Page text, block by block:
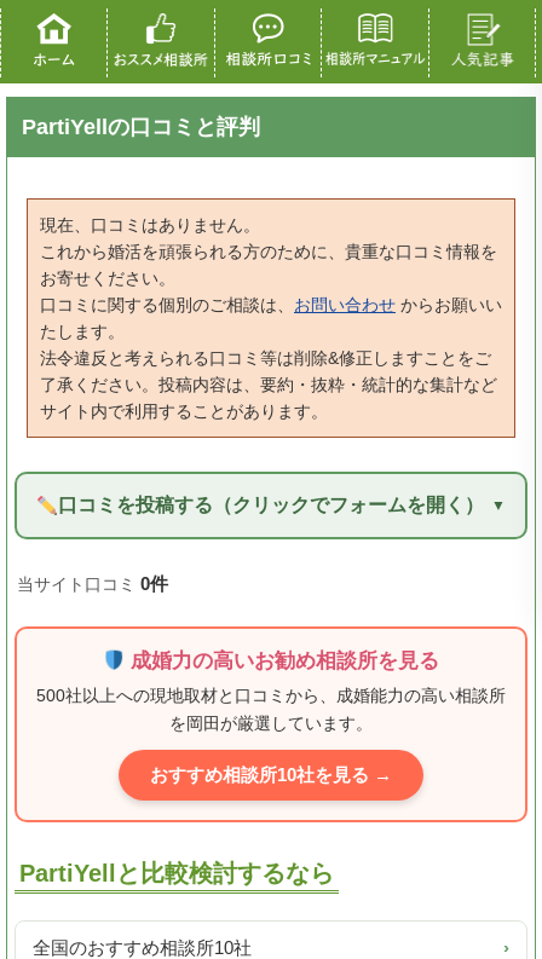
PartiYellの口コミと評判
現在、口コミはありません。
これから婚活を頑張られる方のために、貴重な口コミ情報を
お寄せください。
口コミに関する個別のご相談は、 お問い合わせ からお願いい
たします。
法令違反と考えられる口コミ等は削除&修正しますことをご
了承ください。投稿内容は、要約・抜粋・統計的な集計など
サイト内で利用することがあります。
口コミを投稿する（クリックでフォームを開く）
当サイト口コミ 0件
成婚力の高いお勧め相談所を見る
500社以上への現地取材と口コミから、成婚能力の高い相談所
を岡田が厳選しています。
おすすめ相談所10社を見る →
PartiYellと比較検討するなら
全国のおすすめ相談所10社 ›